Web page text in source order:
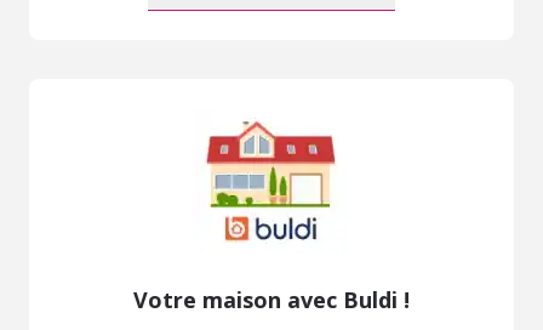
Votre maison avec Buldi !